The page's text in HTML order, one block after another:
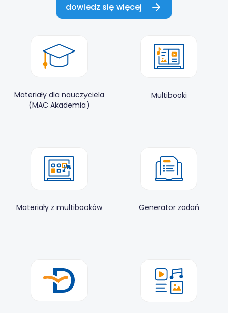
dowiedz się więcej
Materiały dla nauczyciela
(MAC Akademia)
Multibooki
Materiały z multibooków Generator zadań